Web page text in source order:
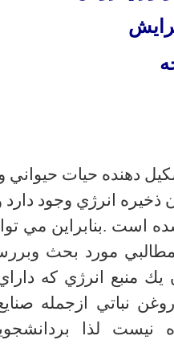
دهنده حيات حيواني
انرژي وجود دارد
است .بنابراين مي
مورد بحث
يك منبع انرژي كه
نباتي ازجمله
نيست لذا